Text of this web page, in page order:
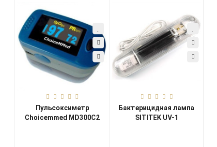
Пульсоксиметр
Choicemmed MD300C2
Бактерицидная лампа
SITITEK UV-1